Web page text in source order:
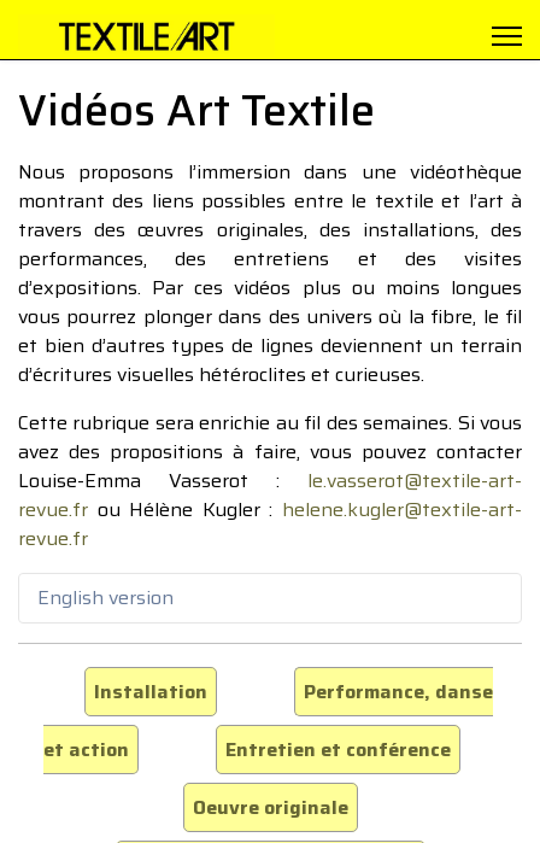
Vidéos Art Textile
Nous proposons l’immersion dans une vidéothèque
montrant des liens possibles entre le textile et l’art à
travers des œuvres originales, des installations, des
performances, des entretiens et des visites
d’expositions. Par ces vidéos plus ou moins longues
vous pourrez plonger dans des univers où la fibre, le fil
et bien d’autres types de lignes deviennent un terrain
d’écritures visuelles hétéroclites et curieuses.
Cette rubrique sera enrichie au fil des semaines. Si vous
avez des propositions à faire, vous pouvez contacter
Louise-Emma Vasserot : le.vasserot@textile-art-
revue.fr ou Hélène Kugler : helene.kugler@textile-art-
revue.fr
English version
Installation
Performance, danse
et action
Entretien et conférence
Oeuvre originale